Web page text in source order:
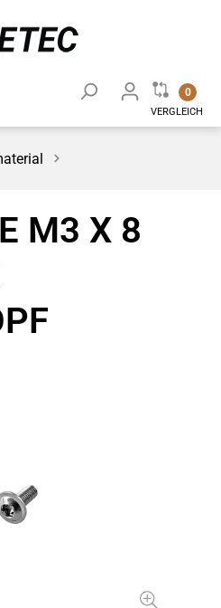
0
VERGLEICH
M3 X 8